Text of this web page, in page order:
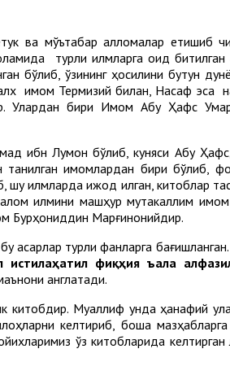
ва мўътабар алломалар етишиб
турли илмларга оид битилган
бўлиб, ўзининг ҳосилини бутун
имом Термизий билан, Насаф эса
Улардан бири Имом Абу Ҳафс
Луқмон бўлиб, куняси Абу
имомлардан бири бўлиб,
илмларда ижод қилган, китоблар
илмини машҳур мутакаллим
Бурҳониддин Марғинонийдир.
турли фанларга
истилаҳатил фиқҳия ъала
англатади.
китобдир. Муаллиф унда ҳанафий
келтириб, бошқа
ўз китобларида келтирган